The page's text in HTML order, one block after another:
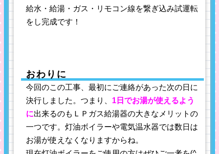
給水・給湯・ガス・リモコン線を繋ぎ込み試運転
をし完成です！
おわりに
今回のこの工事、最初にご連絡があった次の日に
決行しました。つまり、 1日でお湯が使えるよう
に出来るのもＬＰガス給湯器の大きなメリットの
一つです。灯油ボイラーや電気温水器では数日は
お湯が使えなくなりますからね。